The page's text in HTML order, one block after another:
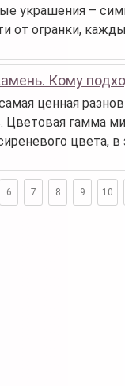
украшения –
от огранки,
Кому
ценная
Цветовая гамма
цвета,
6 7 8 9 10